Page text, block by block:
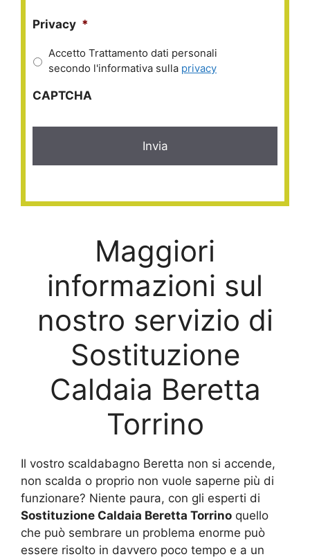
Privacy *
Accetto Trattamento dati personali
secondo l'informativa sulla privacy
CAPTCHA
Maggiori
informazioni sul
nostro servizio di
Sostituzione
Caldaia Beretta
Torrino
Il vostro scaldabagno Beretta non si accende,
non scalda o proprio non vuole saperne più di
funzionare? Niente paura, con gli esperti di
Sostituzione Caldaia Beretta Torrino quello
che può sembrare un problema enorme può
essere risolto in davvero poco tempo e a un